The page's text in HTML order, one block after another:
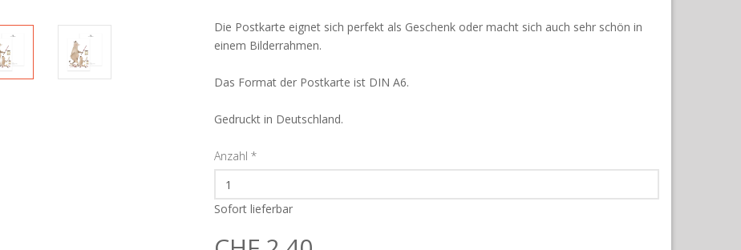
Die Postkarte eignet sich perfekt als Geschenk oder macht sich auch sehr schön in
einem Bilderrahmen.
Das Format der Postkarte ist DIN A6.
Gedruckt in Deutschland.
Anzahl *
Sofort lieferbar